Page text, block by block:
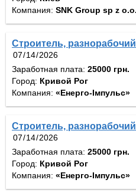
Компания: SNK Group sp z o.o.
Строитель,
Заработная плата: 25000 грн.
Город: Кривой Рог
Компания: «Енерго-Імпульс»
Строитель,
Заработная плата: 25000 грн.
Город: Кривой Рог
Компания: «Енерго-Імпульс»